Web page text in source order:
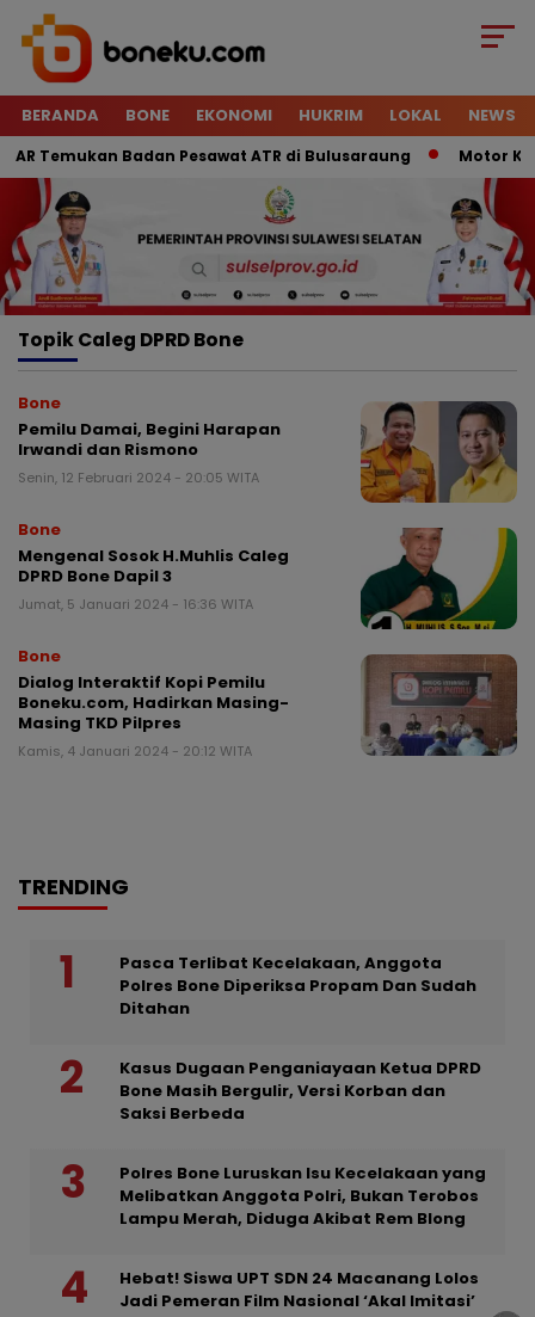
BERANDA BONE EKONOMI HUKRIM LOKAL NEWS
Temukan Badan Pesawat ATR di Bulusaraung Motor Kurir
TopikCaleg DPRD Bone
Bone
Pemilu Damai, Begini Harapan
Irwandi dan Rismono
Senin, 12 Februari 2024 - 20:05 WITA
Bone
Mengenal Sosok H.Muhlis Caleg
DPRD Bone Dapil 3
Jumat, 5 Januari 2024 - 16:36 WITA
Bone
Dialog Interaktif Kopi Pemilu
Boneku.com, Hadirkan Masing-
Masing TKD Pilpres
Kamis, 4 Januari 2024 - 20:12 WITA
TRENDING
Pasca Terlibat Kecelakaan, Anggota
Polres Bone Diperiksa Propam Dan Sudah
Ditahan
Kasus Dugaan Penganiayaan Ketua DPRD
Bone Masih Bergulir, Versi Korban dan
Saksi Berbeda
Polres Bone Luruskan Isu Kecelakaan yang
Melibatkan Anggota Polri, Bukan Terobos
Lampu Merah, Diduga Akibat Rem Blong
Hebat! Siswa UPT SDN 24 Macanang Lolos
Jadi Pemeran Film Nasional ‘Akal Imitasi’